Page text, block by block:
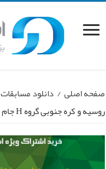
صفحه اصلی / دانلود مسابقات
روسیه و کره جنوبی گروه H جام جهانی ۲۰۱۴